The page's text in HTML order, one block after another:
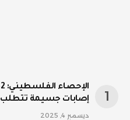
إصابات جسيمة تتطلب
ديسمبر 4, 2025